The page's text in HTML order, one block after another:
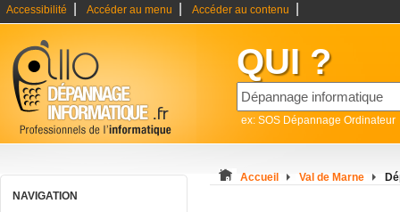
Accessibilité Accéder au menu Accéder au contenu
QUI ?
ex: SOS Dépannage Ordinateur
NAVIGATION
Accueil Val de Marne